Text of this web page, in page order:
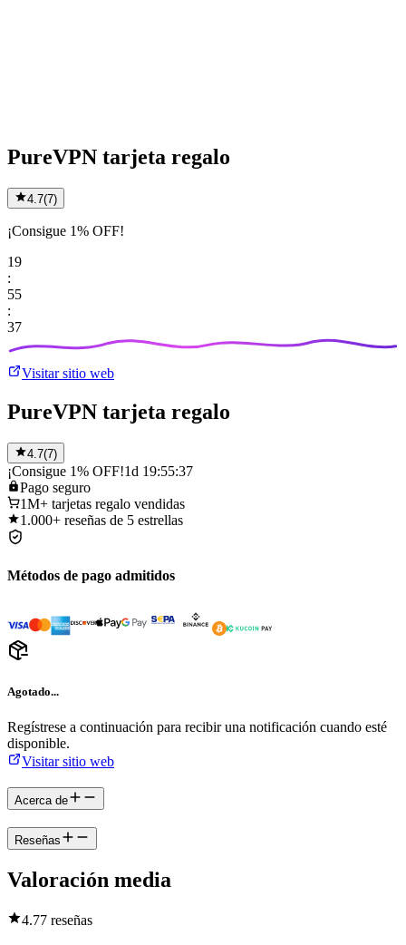
PureVPN tarjeta regalo
4.7(7)
¡Consigue 1% OFF!
19
:
55
:
37
Visitar sitio web
PureVPN tarjeta regalo
4.7(7)
¡Consigue 1% OFF!1d 19:55:37
Pago seguro
1M+ tarjetas regalo vendidas
1.000+ reseñas de 5 estrellas
Métodos de pago admitidos
Agotado...
Regístrese a continuación para recibir una notificación cuando esté
disponible.
Visitar sitio web
Acerca de
Reseñas
Valoración media
4.77 reseñas